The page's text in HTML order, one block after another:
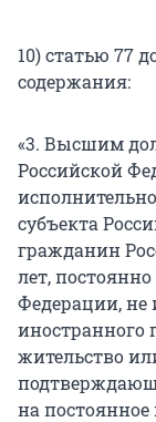
10) статью 77
содержания:
«3. Высшим
Российской
субъекта
гражданин
лет,
Федерации,
иностранного
жительство
на